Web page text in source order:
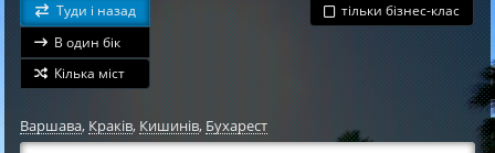
Туди і назад
В один бік
Кілька міст
тільки бізнес-клас
Варшава, Краків,Кишинів,Бухарест